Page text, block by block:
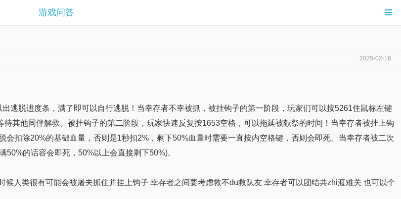
≡
游戏问答
2025-02-16
逃脱进度条，满了即可以自行逃脱！当幸存者不幸被抓，被挂钩子的第一阶段，玩家们可以按5261住鼠标左键
其他同伴解救。被挂钩子的第二阶段，玩家快速反复按1653空格，可以拖延被献祭的时间！当幸存者被挂上钩
扣除20%的基础血量，否则是1秒扣2%，剩下50%血量时需要一直按内空格键，否则会即死。当幸存者被二次
50%的话容会即死，50%以上会直接剩下50%)。
人类很有可能会被屠夫抓住并挂上钩子 幸存者之间要考虑救不du救队友 幸存者可以团结共zhi渡难关 也可以个